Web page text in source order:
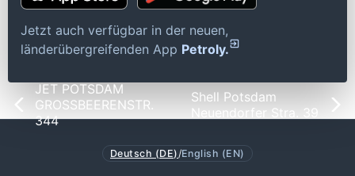
Jetzt auch verfügbar in der neuen,
länderübergreifenden App Petroly.
JET POTSDAM
GROSSBEERENSTR.
344
Shell Potsdam
Neuendorfer Stra. 39
Deutsch (DE) /English (EN)